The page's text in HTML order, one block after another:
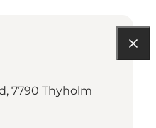
7790 Thyholm